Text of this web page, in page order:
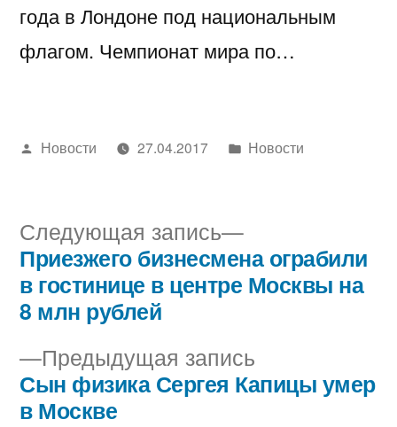
года в Лондоне под национальным
флагом. Чемпионат мира по…
Написано
Новости 27.04.2017
Написано
Новости
Навигация
по
записям
Предыдущая запись
запись:
Сын физика Сергея Капицы умер
в Москве
Следующая запись
Следующая
запись:
Приезжего бизнесмена ограбили
в гостинице в центре Москвы на
8 млн рублей